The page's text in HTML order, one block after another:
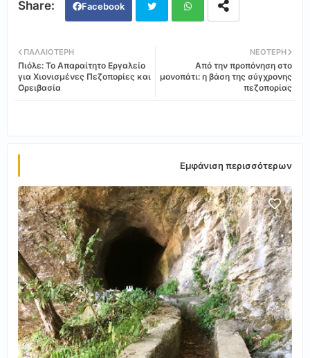
Facebook
tter
ΝΕΌΤΕΡΗ
Από την προπόνηση στο
μονοπάτι: η βάση της σύγχρονης
πεζοπορίας
ΠΑΛΑΙΌΤΕΡΗ
Πιόλε: Το Απαραίτητο Εργαλείο
για Χιονισμένες Πεζοπορίες και
Ορειβασία
Εμφάνιση περισσότερων